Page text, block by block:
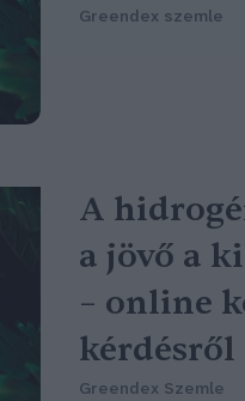
Greendex szemle
A
a jövő a
– online
kérdésről
Greendex Szemle